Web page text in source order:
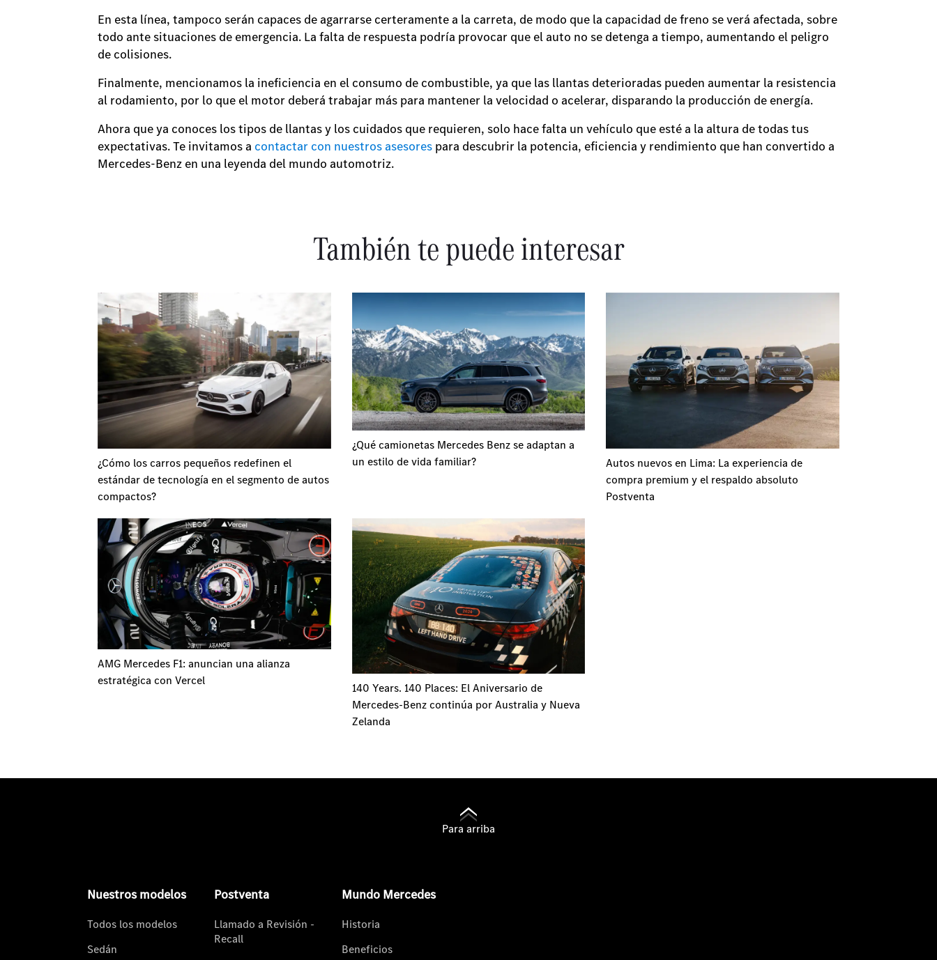
En esta línea, tampoco serán capaces de agarrarse certeramente a la carreta, de modo que la capacidad de freno se verá afectada, sobre
todo ante situaciones de emergencia. La falta de respuesta podría provocar que el auto no se detenga a tiempo, aumentando el peligro
de colisiones.
Finalmente, mencionamos la ineficiencia en el consumo de combustible, ya que las llantas deterioradas pueden aumentar la resistencia
al rodamiento, por lo que el motor deberá trabajar más para mantener la velocidad o acelerar, disparando la producción de energía.
Ahora que ya conoces los tipos de llantas y los cuidados que requieren, solo hace falta un vehículo que esté a la altura de todas tus
expectativas. Te invitamos a contactar con nuestros asesores para descubrir la potencia, eficiencia y rendimiento que han convertido a
Mercedes-Benz en una leyenda del mundo automotriz.
También te puede interesar
¿Cómo los carros pequeños redefinen el
estándar de tecnología en el segmento de autos
compactos?
¿Qué camionetas Mercedes Benz se adaptan a
un estilo de vida familiar?
Autos nuevos en Lima: La experiencia de
compra premium y el respaldo absoluto
Postventa
AMG Mercedes F1: anuncian una alianza
estratégica con Vercel
140 Years. 140 Places: El Aniversario de
Mercedes-Benz continúa por Australia y Nueva
Zelanda
Para arriba
Nuestros modelos
Todos los modelos
Sedán
Postventa
Llamado a Revisión -
Recall
Mundo Mercedes
Historia
Beneficios